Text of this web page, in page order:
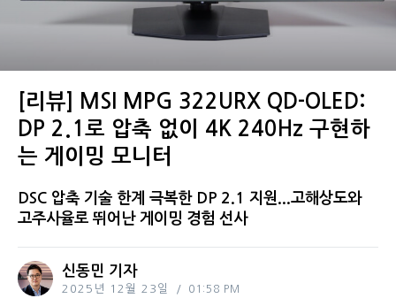
[리뷰] MSI MPG 322URX QD-OLED:
DP 2.1로 압축 없이 4K 240Hz 구현하
는 게이밍 모니터
DSC 압축 기술 한계 극복한 DP 2.1 지원...고해상도와
고주사율로 뛰어난 게이밍 경험 선사
신동민 기자
2025년 12월 23일 01:58 PM